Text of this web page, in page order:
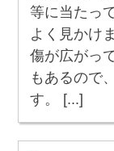
等に当たっ
よく見かけ
傷が広がっ
もあるので
す。 [...]